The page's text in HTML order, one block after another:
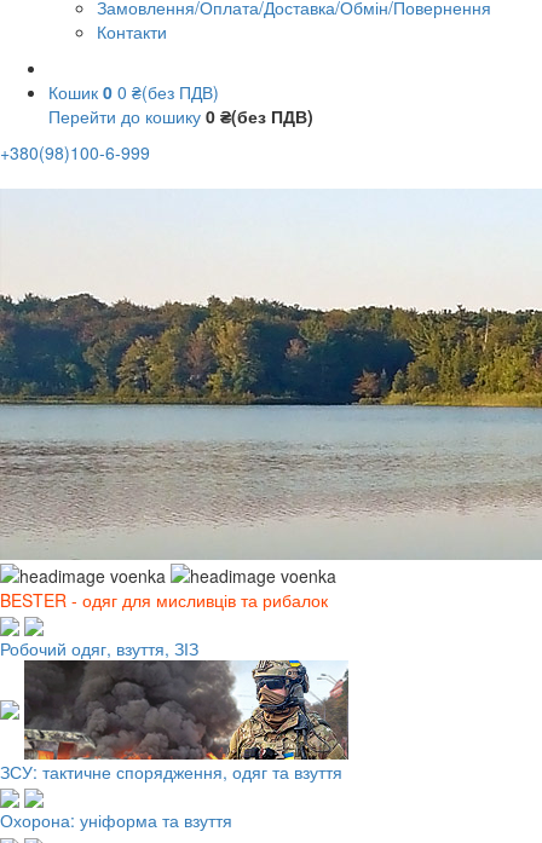
Замовлення/Оплата/Доставка/Обмін/Повернення
Контакти
Кошик 0 0 ₴(без ПДВ)
Перейти до кошику 0 ₴(без ПДВ)
+380(98)100-6-999
BESTER - одяг для мисливців та рибалок
Робочий одяг, взуття, ЗІЗ
ЗСУ: тактичне спорядження, одяг та взуття
Охорона: уніформа та взуття